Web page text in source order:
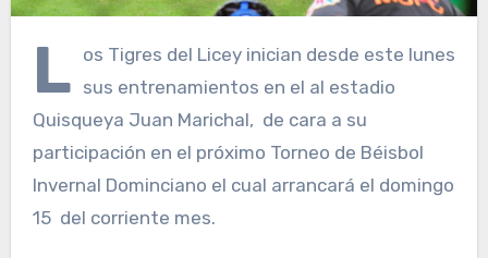
L os Tigres del Licey inician desde este lunes
sus entrenamientos en el al estadio
Quisqueya Juan Marichal, de cara a su
participación en el próximo Torneo de Béisbol
Invernal Dominciano el cual arrancará el domingo
15 del corriente mes.